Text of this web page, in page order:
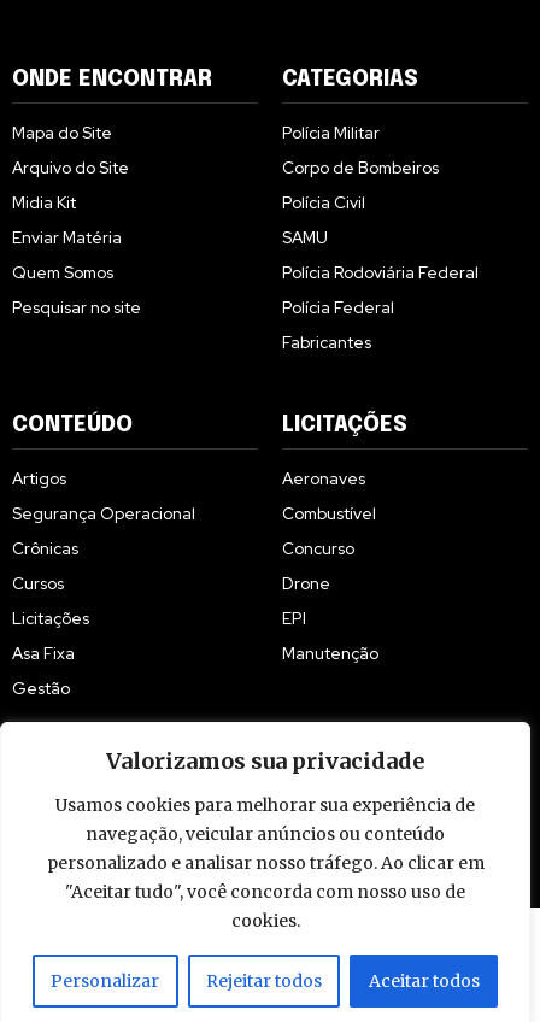
Valorizamos sua privacidade
Usamos cookies para melhorar sua experiência de
navegação, veicular anúncios ou conteúdo
personalizado e analisar nosso tráfego. Ao clicar em
"Aceitar tudo", você concorda com nosso uso de
cookies.
Personalizar Rejeitar todos Aceitar todos
ONDE ENCONTRAR
Mapa do Site
Arquivo do Site
Midia Kit
Enviar Matéria
Quem Somos
Pesquisar no site
CATEGORIAS
Polícia Militar
Corpo de Bombeiros
Polícia Civil
SAMU
Polícia Rodoviária Federal
Polícia Federal
Fabricantes
CONTEÚDO
Artigos
Segurança Operacional
Crônicas
Cursos
Licitações
Asa Fixa
Gestão
LICITAÇÕES
Aeronaves
Combustível
Concurso
Drone
EPI
Manutenção
© 2009 - 2026 Piloto Policial. Todos os direitos reservados. Brasil.